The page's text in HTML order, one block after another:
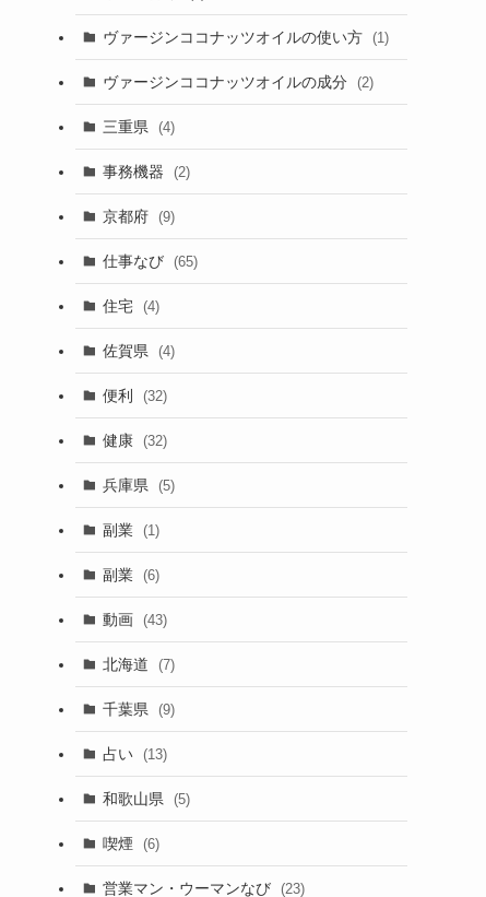
ヴァージンココナッツオイルの使い方 (1)
ヴァージンココナッツオイルの成分 (2)
三重県 (4)
事務機器 (2)
京都府 (9)
仕事なび (65)
住宅 (4)
佐賀県 (4)
便利 (32)
健康 (32)
兵庫県 (5)
副業 (1)
副業 (6)
動画 (43)
北海道 (7)
千葉県 (9)
占い (13)
和歌山県 (5)
喫煙 (6)
営業マン・ウーマンなび (23)